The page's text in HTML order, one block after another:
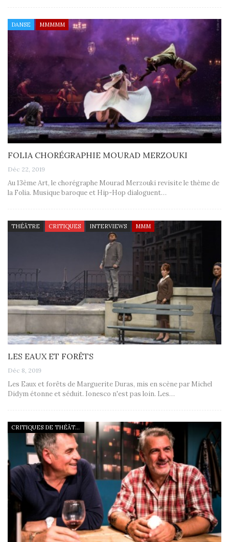
DANSE MMMMM
FOLIA CHORÉGRAPHIE MOURAD MERZOUKI
Déc 22, 2019
Au 13ème Art, le chorégraphe Mourad Merzouki revisite le thème de
la Folia. Musique baroque et Hip-Hop dialoguent…
THÉÂTRE CRITIQUES INTERVIEWS MMM
LES EAUX ET FORÊTS
Déc 8, 2019
Les Eaux et forêts de Marguerite Duras, mis en scène par Michel
Didym étonne et séduit. Ionesco n'est pas loin. Les…
CRITIQUES DE THÉÂTRE